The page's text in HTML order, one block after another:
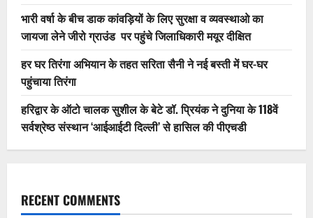
भारी वर्षा के बीच डाक कांवड़ियों के लिए सुरक्षा व व्यवस्थाओ का
जायजा लेने जीरो ग्राउंड पर पहुंचे जिलाधिकारी मयूर दीक्षित
हर घर तिरंगा अभियान के तहत सरिता सैनी ने नई बस्ती में घर-घर
पहुंचाया तिरंगा
हरिद्वार के ऑटो चालक सुशील के बेटे डॉ. प्रियंक ने दुनिया के 118वें
सर्वश्रेष्ठ संस्थान ‘आईआईटी दिल्ली’ से हासिल की पीएचडी
RECENT COMMENTS